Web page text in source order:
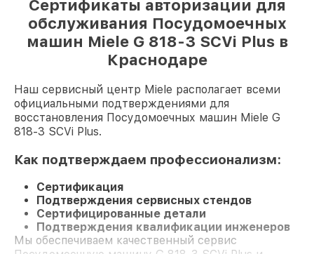
Сертификаты авторизации для
обслуживания Посудомоечных
машин Miele G 818-3 SCVi Plus в
Краснодаре
Наш сервисный центр Miele располагает всеми
официальными подтверждениями для
восстановления Посудомоечных машин Miele G
818-3 SCVi Plus.
Как подтверждаем профессионализм:
Сертификация
Подтверждения сервисных стендов
Сертифицированные детали
Подтверждения квалификации инженеров
Мы обеспечиваем качественный сервис